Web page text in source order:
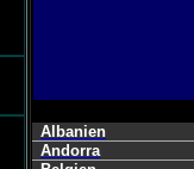
Albanien
Andorra